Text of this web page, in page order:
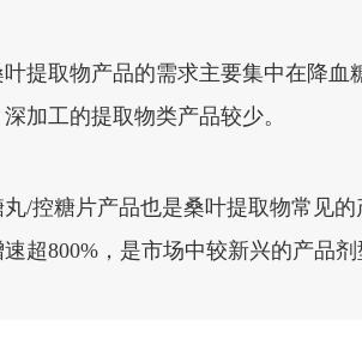
提取物产品的需求主要集中在降
加工的提取物类产品较少。
/控糖片产品也是桑叶提取物常见
超800%，是市场中较新兴的产品